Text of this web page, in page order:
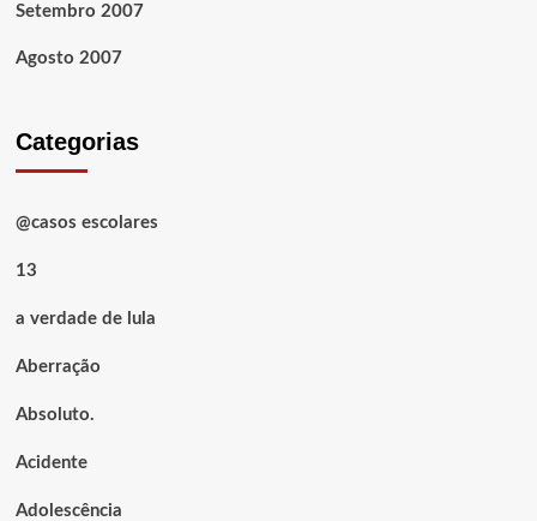
Setembro 2007
Agosto 2007
Categorias
@casos escolares
13
a verdade de lula
Aberração
Absoluto.
Acidente
Adolescência